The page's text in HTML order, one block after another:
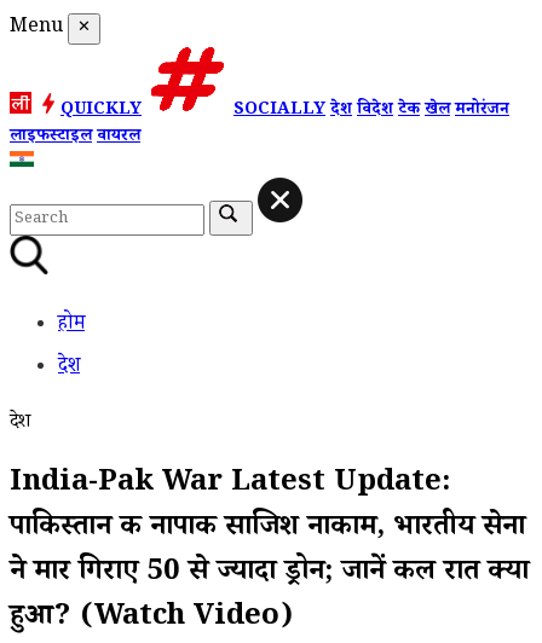
Menu ✕
QUICKLY SOCIALLYदेशविदेशटेकखेलमनोरंजन
लाइफस्टाइलवायरल
होम
देश
देश
India-Pak War Latest Update:
पाकिस्तान की नापाक साजिश नाकाम, भारतीय सेना
ने मार गिराए 50 से ज्यादा ड्रोन; जानें कल रात क्या
हुआ? (Watch Video)